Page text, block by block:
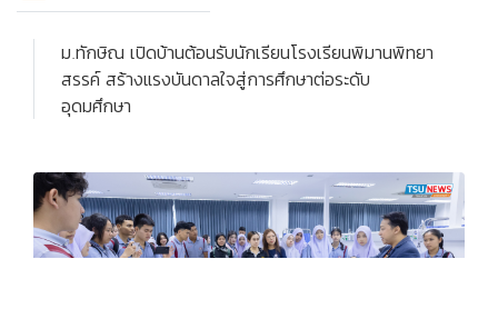
ม.ทักษิณ เปิดบ้านต้อนรับนักเรียนโรงเรียนพิมานพิทยา
สรรค์ สร้างแรงบันดาลใจสู่การศึกษาต่อระดับ
อุดมศึกษา